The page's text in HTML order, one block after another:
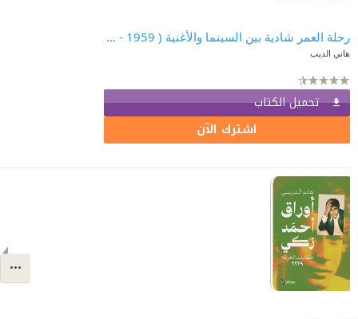
رحلة العمر شادية بين السينما والأغنية ( 1959 - 1987 )
هاني الديب
تحميل الكتاب
اشترك الآن